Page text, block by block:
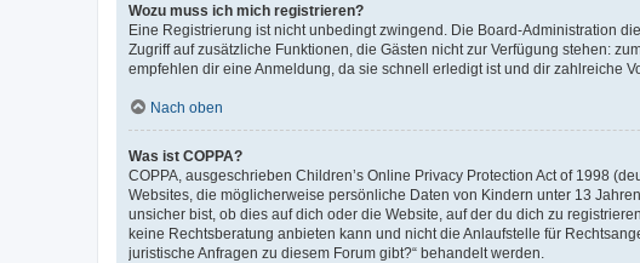
Wozu muss ich mich registrieren?
Eine Registrierung ist nicht unbedingt zwingend. Die Board-Administration
Zugriff auf zusätzliche Funktionen, die Gästen nicht zur Verfügung stehen:
empfehlen dir eine Anmeldung, da sie schnell erledigt ist und dir zahlreiche
Nach oben
Was ist COPPA?
COPPA, ausgeschrieben Children’s Online Privacy Protection Act of 1998
Websites, die möglicherweise persönliche Daten von Kindern unter 13
unsicher bist, ob dies auf dich oder die Website, auf der du dich zu
keine Rechtsberatung anbieten kann und nicht die Anlaufstelle für
juristische Anfragen zu diesem Forum gibt?“ behandelt werden.